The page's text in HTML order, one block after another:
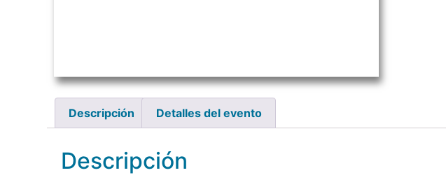
Descripción Detalles del evento
Descripción